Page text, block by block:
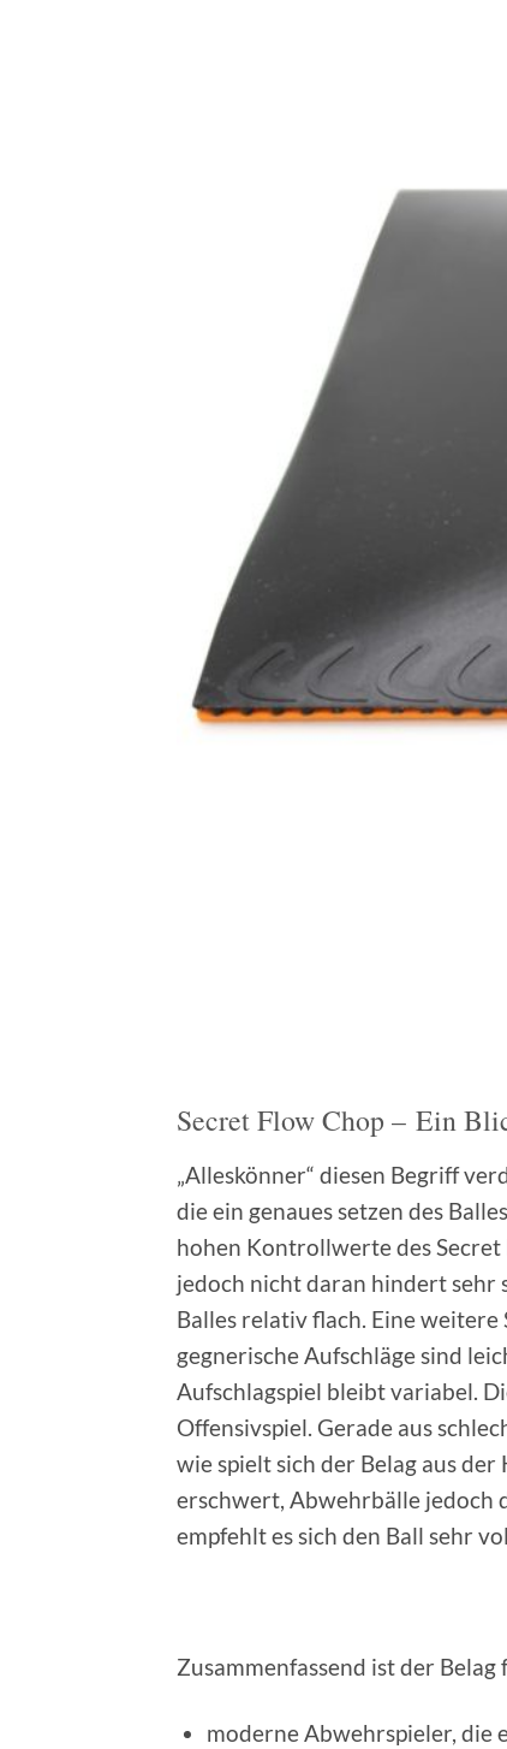
Secret Flow Chop – Ein
„Alleskönner“ diesen Begriff
die ein genaues setzen des
hohen Kontrollwerte des Secret
jedoch nicht daran hindert sehr
Balles relativ flach. Eine weitere
gegnerische Aufschläge sind
Aufschlagspiel bleibt variabel.
Offensivspiel. Gerade aus
wie spielt sich der Belag aus
erschwert, Abwehrbälle jedoch
empfehlt es sich den Ball sehr
Zusammenfassend ist der
moderne Abwehrspieler, die